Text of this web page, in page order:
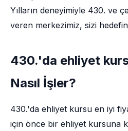
Yılların deneyimiyle 430. ve
veren merkezimiz, sizi
430.'da ehliyet
Nasıl İşler?
430.'da ehliyet kursu en iyi
için önce bir ehliyet kursuna